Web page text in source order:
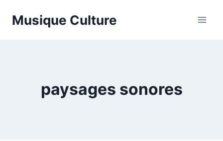
Musique Culture
paysages sonores